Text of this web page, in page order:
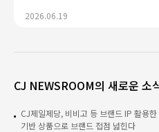
기술 결합으로 글로벌 확장 가
2026.06.19
CJ NEWSROOM의 새로운 소
CJ제일제당, 비비고 등 브랜드 IP 활용
기반 상품으로 브랜드 접점 넓힌다